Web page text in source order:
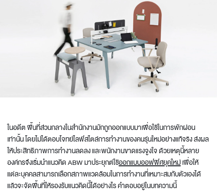
ในอดีต พื้นที่ส่วนกลางในสำนักงานมักถูกออกแบบมาเพื่อใช้ในการพักผ่อน
เท่านั้น โดยไม่ได้ตอบโจทย์ไลฟ์สไตล์การทำงานของคนรุ่นใหม่อย่างแท้จริง ส่งผล
ให้ประสิทธิภาพการทำงานลดลง และพนักงานขาดแรงจูงใจ ด้วยเหตุนี้หลาย
องค์กรจึงเริ่มนำแนวคิด ABW มาประยุกต์ใช้ออกแบบออฟฟิศยุคใหม่เพื่อให้
แต่ละบุคคลสามารถเลือกสภาพแวดล้อมในการทำงานที่เหมาะสมกับตัวเองได้
แล้วจะจัดพื้นที่ให้รองรับแนวคิดนี้ได้อย่างไร คำตอบอยู่ในบทความนี้